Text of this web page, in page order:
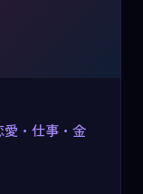
・仕事・金